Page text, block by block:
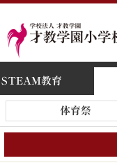
学校案内
入試情報
STEAM教育
体育祭